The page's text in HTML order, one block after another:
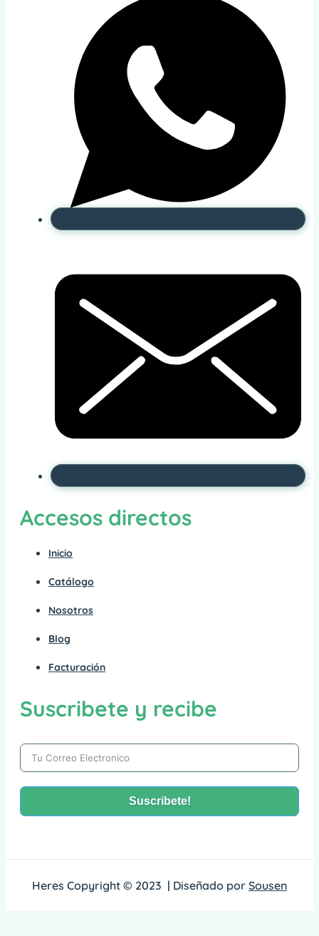
Accesos directos
Inicio
Catálogo
Nosotros
Blog
Facturación
Suscribete y recibe
Suscribete!
Heres Copyright © 2023 | Diseñado por Sousen